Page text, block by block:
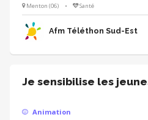
envie à de futurs partenaires de se
grimper la collecte. • Présentez
victoires et l'univers de l'AFM-Téléthon.
Menton (06) • Santé
Afm Téléthon Sud-Est
Je sensibilise les
Animation